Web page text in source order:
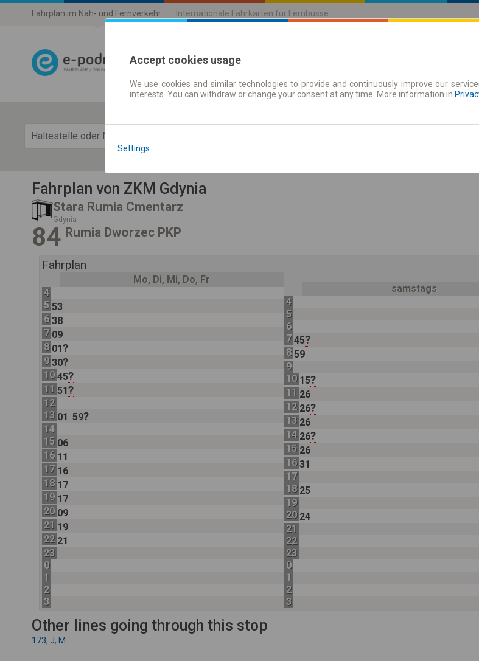
Fahrplan im Nah- und Fernverkehr Internationale Fahrkarten für Fernbusse
Fahrplandaten | Tickets Zeitkarten
Fahrplan von ZKM Gdynia
Stara Rumia Cmentarz
Gdynia
84 Rumia Dworzec PKP
Fahrplan
Mo, Di, Mi, Do, Fr
4
5 53
6 38
7 09
8 01?
9 30?
10 45?
11 51?
12
13 01 59?
14
15 06
16 11
17 16
18 17
19 17
20 09
21 19
22 21
23
0
1
2
3
samstags
4
5
6
7 45?
8 59
9
10 15?
11 26
12 26?
13 26
14 26?
15 26
16 31
17
18 25
19
20 24
21
22
23
0
1
2
3
Other lines going through this stop
173, J, M
Accept cookies usage
We use cookies and similar technologies to provide and continuously improve our
interests. You can withdraw or change your consent at any time. More information in
Settings